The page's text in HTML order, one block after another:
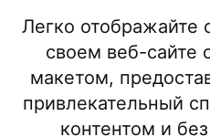
Легко отображайте
своем веб-сайте
макетом,
привлекательный
контентом и